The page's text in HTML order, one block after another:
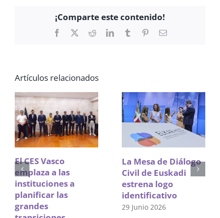
¡Comparte este contenido!
Facebook RedditLinkedInTumblr PinterestCorreo
Artículos relacionados
El CES Vasco
emplaza a las
instituciones a
planificar las
grandes
La Mesa de Diálogo
Civil de Euskadi
estrena logo
identificativo
29 Junio 2026